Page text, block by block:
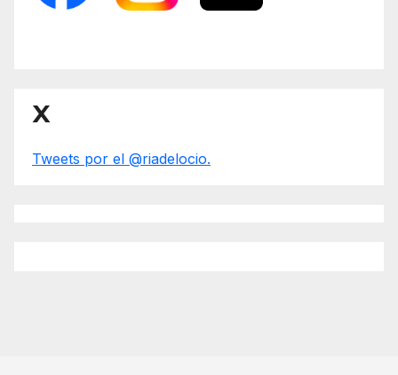
X
Tweets por el @riadelocio.